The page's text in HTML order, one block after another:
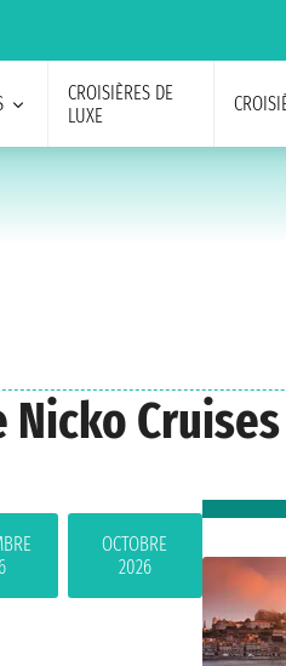
CROISIÈRES DE
LUXE
OCTOBRE
2026